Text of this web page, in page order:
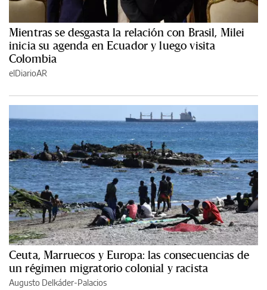
Mientras se desgasta la relación con Brasil, Milei
inicia su agenda en Ecuador y luego visita
Colombia
elDiarioAR
Ceuta, Marruecos y Europa: las consecuencias de
un régimen migratorio colonial y racista
Augusto Delkáder-Palacios